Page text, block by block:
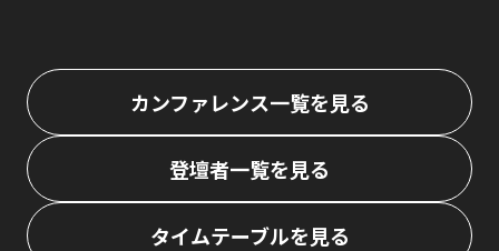
カンファレンス一覧を見る
登壇者一覧を見る
タイムテーブルを見る